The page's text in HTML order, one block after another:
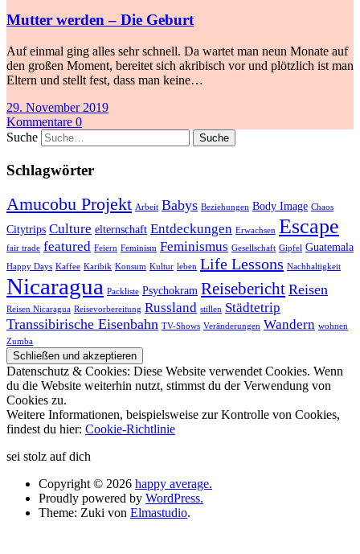
Mutter werden – Die Geburt
Auf einmal ging alles sehr schnell. Da wartet man neun Monate auf
den großen Moment, bereitet sich akribisch vor und plötzlich ist man
Eltern und stellt fest, dass man keine…
29. November 2019
Kommentare 0
Suche
Schlagwörter
Amucobu Projekt Arbeit Babys Beziehungen Body Image Chaos
Citytrips Culture elternschaft Entdeckungen Erwachsen Escape
fair trade featured Feiern Feminism Feminismus Gesellschaft Gipfel Guatemala
Happy Days Kaffee Karibik Konsum Kultur leben Life Lessons Nachhaltigkeit
Nicaragua Packliste Psychokram Reisebericht Reisen
Reisen Nicaragua Reisevorbereitung Russland stillen Städtetrip
Transsibirische Eisenbahn TV-Shows Veränderungen Wandern wohnen
Zumba
Datenschutz & Cookies: Diese Website verwendet Cookies. Wenn
du die Website weiterhin nutzt, stimmst du der Verwendung von
Cookies zu.
Weitere Informationen, beispielsweise zur Kontrolle von Cookies,
findest du hier: Cookie-Richtlinie
sei stolz auf dich
Copyright © 2026 happy average.
Proudly powered by WordPress.
Theme: Zuki von Elmastudio.